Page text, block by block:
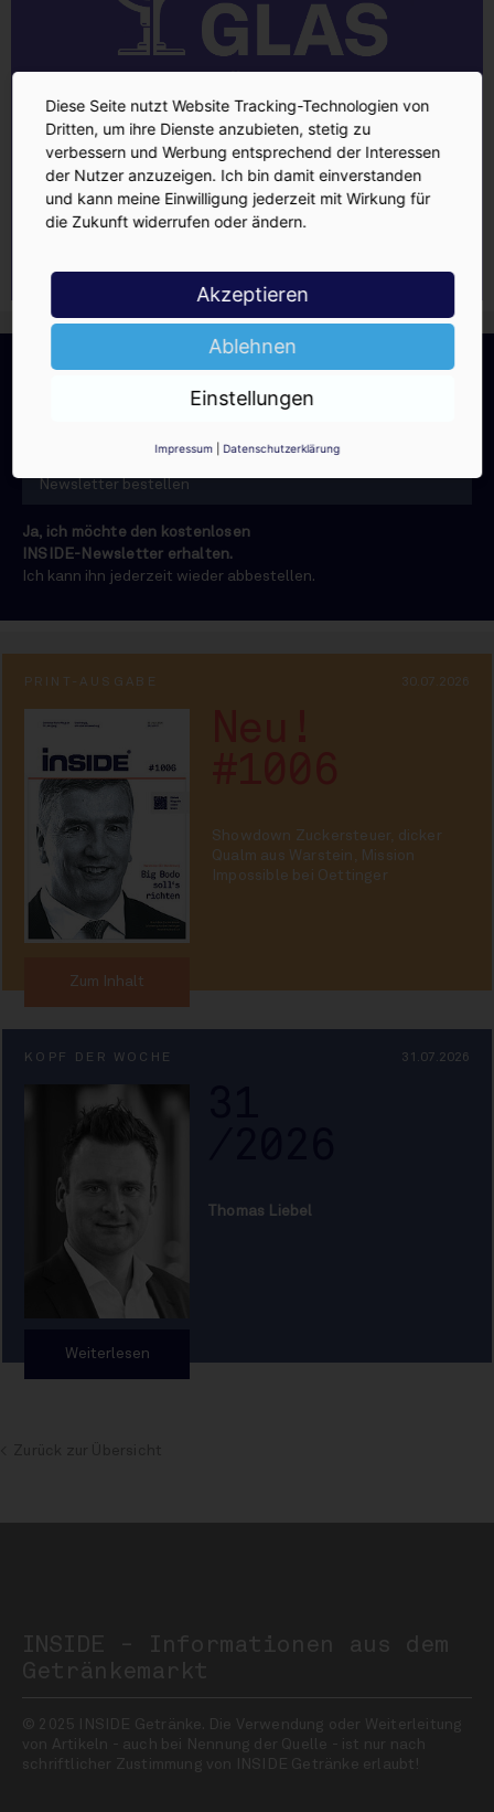
INSIDE-Newsletter
Jetzt anmelden!
Ja, ich möchte den kostenlosen
INSIDE-Newsletter erhalten.
Ich kann ihn jederzeit wieder abbestellen.
PRINT-AUSGABE 30.07.2026
Showdown Zuckersteuer, dicker
Qualm aus Warstein, Mission
Impossible bei Oettinger
Zum Inhalt
KOPF DER WOCHE 31.07.2026
Thomas Liebel
Weiterlesen
INSIDE - Informationen aus dem
Getränkemarkt
© 2025 INSIDE Getränke. Die Verwendung oder Weiterleitung
von Artikeln - auch bei Nennung der Quelle - ist nur nach
schriftlicher Zustimmung von INSIDE Getränke erlaubt!
Diese Seite nutzt Website Tracking-Technologien von
Dritten, um ihre Dienste anzubieten, stetig zu
verbessern und Werbung entsprechend der Interessen
der Nutzer anzuzeigen. Ich bin damit einverstanden
und kann meine Einwilligung jederzeit mit Wirkung für
die Zukunft widerrufen oder ändern.
Akzeptieren
Ablehnen
Einstellungen
Impressum Datenschutzerklärung